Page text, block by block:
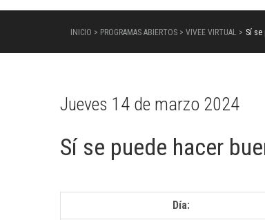
INICIO > PROGRAMAS ABIERTOS > VIVEE VIRTUAL > Sí se
Jueves 14 de marzo 2024
Sí se puede hacer
Día: